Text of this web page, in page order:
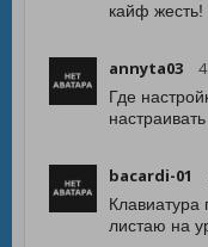
кайф жесть!
annyta03
Где
bacardi-01
листаю на